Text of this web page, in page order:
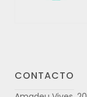
CONTACTO